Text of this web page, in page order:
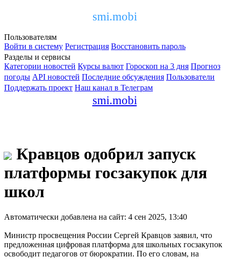
smi.mobi
Пользователям
Войти в систему Регистрация Восстановить пароль
Разделы и сервисы
Категории новостей Курсы валют Гороскоп на 3 дня Прогноз
погоды API новостей Последние обсуждения Пользователи
Поддержать проект Наш канал в Телеграм
smi.mobi
Кравцов одобрил запуск
платформы госзакупок для
школ
Автоматически добавлена на сайт: 4 сен 2025, 13:40
Министр просвещения России Сергей Кравцов заявил, что
предложенная цифровая платформа для школьных госзакупок
освободит педагогов от бюрократии. По его словам, на